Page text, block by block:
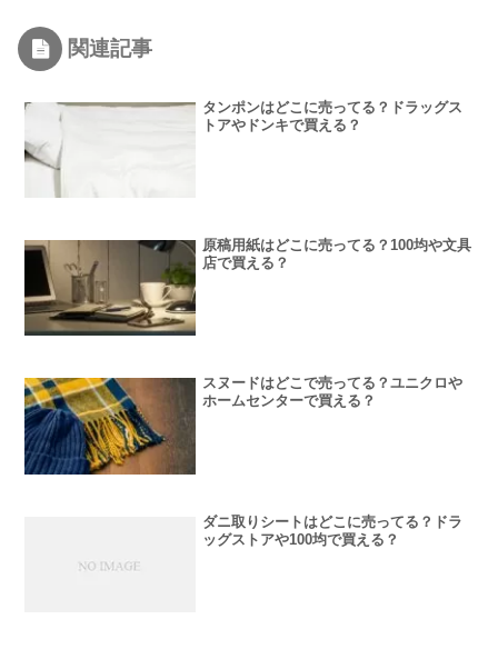
関連記事
タンポンはどこに売ってる？ドラッグス
トアやドンキで買える？
原稿用紙はどこに売ってる？100均や文具
店で買える？
スヌードはどこで売ってる？ユニクロや
ホームセンターで買える？
ダニ取りシートはどこに売ってる？ドラ
ッグストアや100均で買える？